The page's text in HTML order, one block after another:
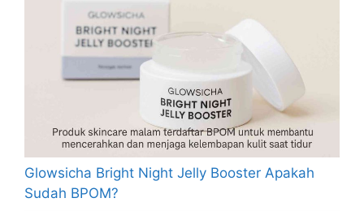
Glowsicha Bright Night Jelly Booster Apakah
Sudah BPOM?